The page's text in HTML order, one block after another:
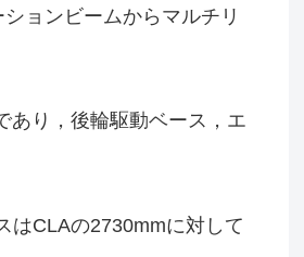
ョンビームからマルチリ
り，後輪駆動ベース，エ
CLAの2730mmに対して